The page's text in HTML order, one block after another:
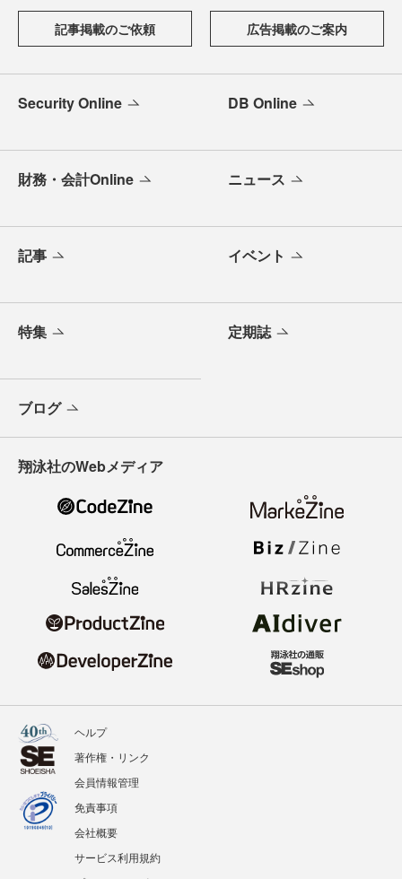
記事掲載のご依頼 広告掲載のご案内
Security Online DB Online
財務・会計Online ニュース
記事 イベント
特集 定期誌
ブログ
翔泳社のWebメディア
ヘルプ
著作権・リンク
会員情報管理
免責事項
会社概要
サービス利用規約